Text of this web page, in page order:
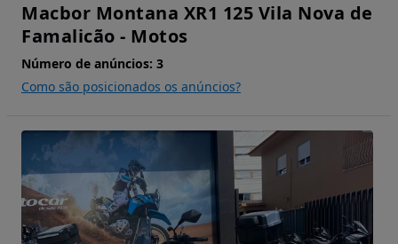
Macbor Montana XR1 125 Vila Nova de
Famalicão - Motos
Número de anúncios: 3
Como são posicionados os anúncios?